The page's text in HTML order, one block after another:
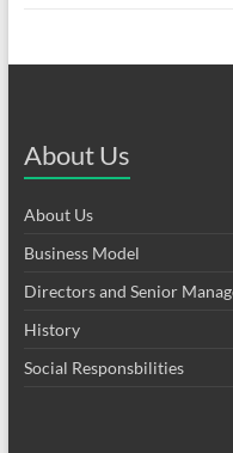
About Us
About Us
Business Model
Directors and Senior
History
Social Responsbilities